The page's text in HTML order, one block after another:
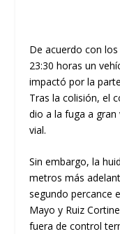
De acuerdo con
23:30 horas un
impactó por la
Tras la colisión, el
dio a la fuga a
vial.
Sin embargo, la
metros más
segundo percance
Mayo y Ruiz
fuera de control